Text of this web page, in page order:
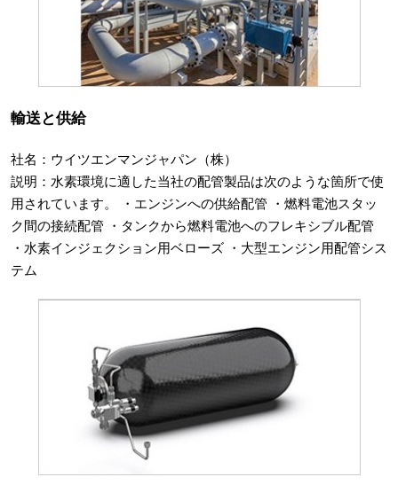
輸送と供給
社名：ウイツエンマンジャパン（株）
説明：水素環境に適した当社の配管製品は次のような箇所で使
用されています。 ・エンジンへの供給配管 ・燃料電池スタッ
ク間の接続配管 ・タンクから燃料電池へのフレキシブル配管
・水素インジェクション用ベローズ ・大型エンジン用配管シス
テム